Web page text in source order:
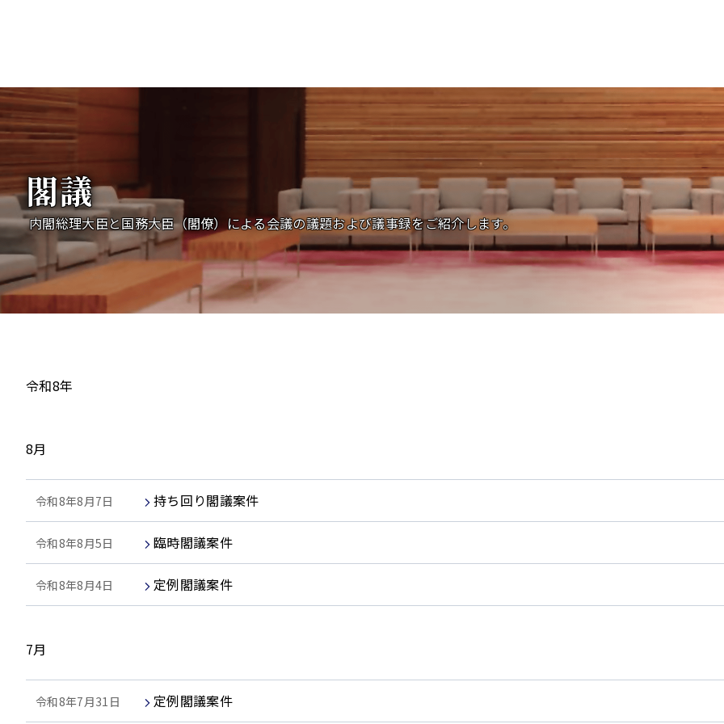
閣議
内閣総理大臣と国務大臣（閣僚）による会議の議題および議事録をご紹介します。
令和8年
8月
令和8年8月7日 持ち回り閣議案件
令和8年8月5日 臨時閣議案件
令和8年8月4日 定例閣議案件
7月
令和8年7月31日 定例閣議案件